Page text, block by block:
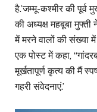
है.’जम्मू-कश्मीर की पूर्व
की अध्यक्ष महबूबा मुफ्ती
में मरने वालों की संख्या
एक पोस्ट में कहा,
मूर्खतापूर्ण कृत्य की मैं
गहरी संवेदनाएं.’